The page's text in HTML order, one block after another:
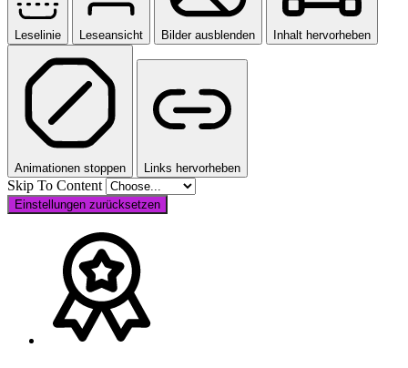
Leselinie Leseansicht Bilder ausblenden Inhalt hervorheben
Animationen stoppen Links hervorheben
Skip To Content
Einstellungen zurücksetzen